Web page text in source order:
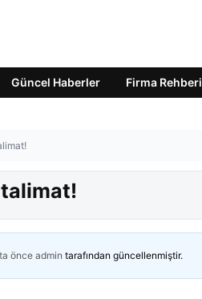
Güncel Haberler Firma Rehberi
talimat!
önce admin tarafından güncellenmiştir.